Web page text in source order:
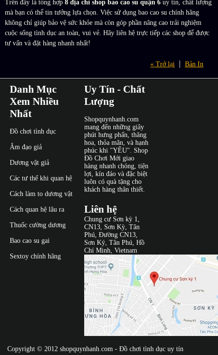
Trên đây là tổng hợp 8 địa chỉ shop bao cao su quận 6 uy tín, chất lượng
mà bạn có thể tin tưởng lựa chọn. Việc sử dụng bao cao su chính hãng
không chỉ giúp bảo vệ sức khỏe mà còn góp phần nâng cao trải nghiệm
cuộc sống tình dục an toàn, vui vẻ. Hãy liên hệ trực tiếp các shop để được
tư vấn và đặt hàng nhanh nhất!
Bản In
« Trở lại
Danh Mục
Xem Nhiều
Nhất
Đồ chơi tình dục
Âm đạo giả
Dương vật giả
Các tư thế khi quan hệ
Cách làm to dương vật
Cách quan hệ lâu ra
Thuốc cường dương
Bao cao su gai
Sextoy chính hãng
Uy Tín - Chất
Lượng
Shopquynhanh.com
mang đến những giây
phút hưng phấn, thăng
hoa, thỏa mãn, và hạnh
phúc khi "YÊU". Shop
Đồ Chơi Mới giao
hàng nhanh chóng, tiện
lợi, kín đáo và đặc biệt
luôn có quà tặng cho
khách hàng thân thiết.
Liên hệ
Chung cư Sơn kỳ 1,
CN13, Sơn Kỳ, Tân
Phú, Đường CN13,
Sơn Ký, Tân Phú, Hồ
Chí Minh, Vietnam
Copyright © 2012 shopquynhanh.com - Đồ chơi tình dục uy tín